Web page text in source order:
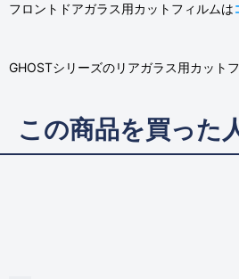
フロントドアガラス用カットフィルムは
GHOSTシリーズのリアガラス用カット
この商品を買った